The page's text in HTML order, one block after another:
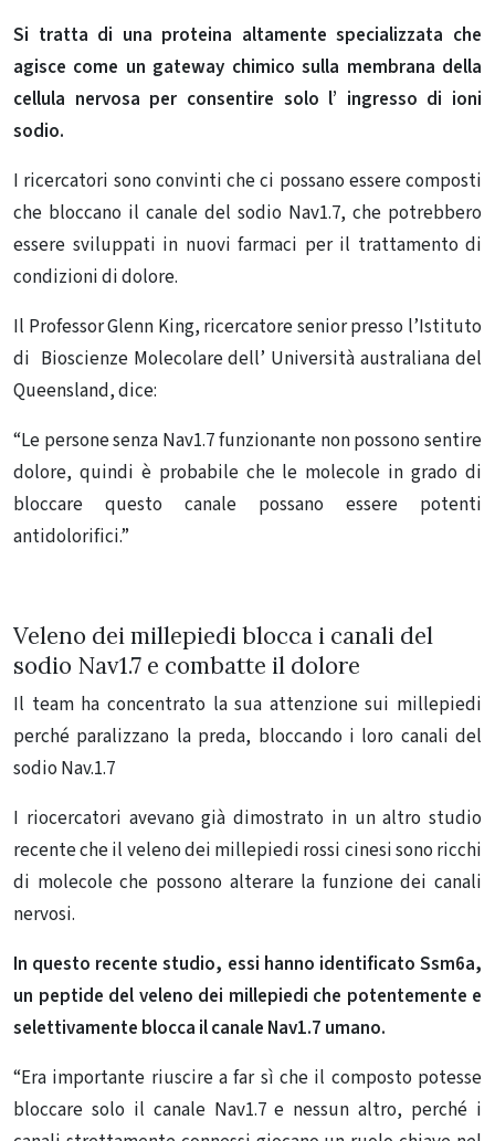
Si tratta di una proteina altamente specializzata che
agisce come un gateway chimico sulla membrana della
cellula nervosa per consentire solo l’ ingresso di ioni
sodio.
I ricercatori sono convinti che ci possano essere composti
che bloccano il canale del sodio Nav1.7, che potrebbero
essere sviluppati in nuovi farmaci per il trattamento di
condizioni di dolore.
Il Professor Glenn King, ricercatore senior presso l’Istituto
di Bioscienze Molecolare dell’ Università australiana del
Queensland, dice:
“Le persone senza Nav1.7 funzionante non possono sentire
dolore, quindi è probabile che le molecole in grado di
bloccare questo canale possano essere potenti
antidolorifici.”
Veleno dei millepiedi blocca i canali del
sodio Nav1.7 e combatte il dolore
Il team ha concentrato la sua attenzione sui millepiedi
perché paralizzano la preda, bloccando i loro canali del
sodio Nav.1.7
I riocercatori avevano già dimostrato in un altro studio
recente che il veleno dei millepiedi rossi cinesi sono ricchi
di molecole che possono alterare la funzione dei canali
nervosi.
In questo recente studio, essi hanno identificato Ssm6a,
un peptide del veleno dei millepiedi che potentemente e
selettivamente blocca il canale Nav1.7 umano.
“Era importante riuscire a far sì che il composto potesse
bloccare solo il canale Nav1.7 e nessun altro, perché i